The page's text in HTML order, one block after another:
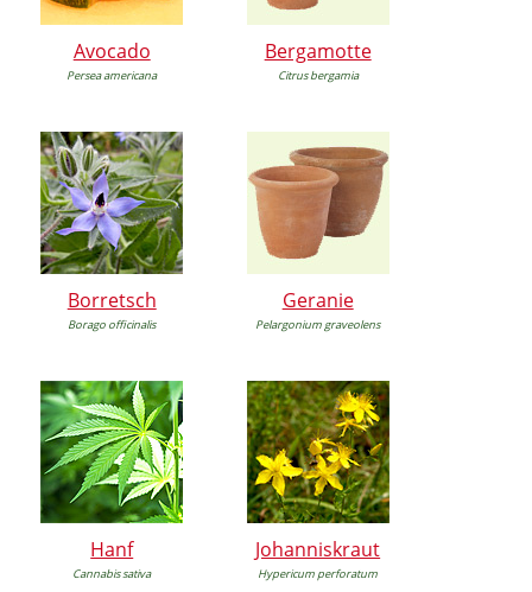
Avocado
Persea americana
Bergamotte
Citrus bergamia
Borretsch
Borago officinalis
Geranie
Pelargonium graveolens
Hanf
Cannabis sativa
Johanniskraut
Hypericum perforatum